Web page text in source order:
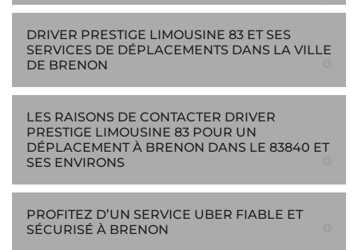
DRIVER PRESTIGE LIMOUSINE 83 ET SES
SERVICES DE DÉPLACEMENTS DANS LA VILLE
DE BRENON
LES RAISONS DE CONTACTER DRIVER
PRESTIGE LIMOUSINE 83 POUR UN
DÉPLACEMENT À BRENON DANS LE 83840 ET
SES ENVIRONS
PROFITEZ D’UN SERVICE UBER FIABLE ET
SÉCURISÉ À BRENON